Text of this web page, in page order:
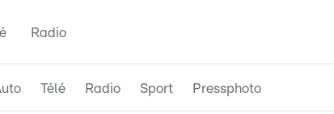
Radio
Télé Radio Sport Pressphoto